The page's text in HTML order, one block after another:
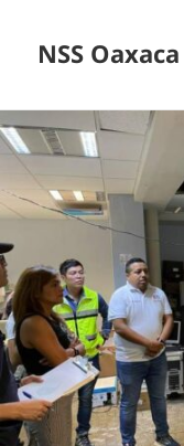
NSS Oaxaca